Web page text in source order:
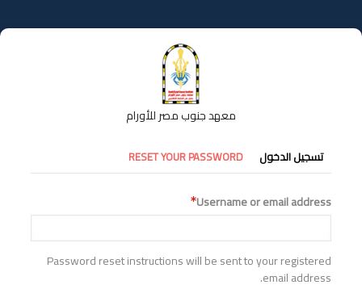
إلى
المحتوى
معهد جنوب مصر للأورام
التبويبات
الأساسية
تسجيل الدخول RESET YOUR PASSWORD
Username or email address
Password reset instructions will be sent to your registered
email address.